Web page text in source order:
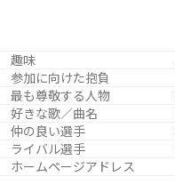
趣味
参加に向けた抱負
最も尊敬する人物
好きな歌／曲名
仲の良い選手
ライバル選手
ホームページアドレス